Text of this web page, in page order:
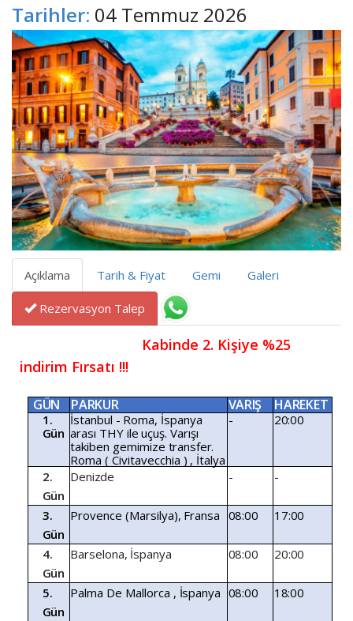
Tarihler: 04 Temmuz 2026
Açıklama Tarih & Fiyat Gemi Galeri
Rezervasyon Talep
indirim Fırsatı !!!
GÜN PARKUR VARIŞ HAREKET
1.
Gün
İstanbul - Roma, İspanya
arası THY ile uçuş. Varışı
takiben gemimize transfer.
Roma ( Civitavecchia ) , İtalya
- 20:00
2.
Gün
Denizde - -
3.
Gün
Provence (Marsilya), Fransa 08:00 17:00
4.
Gün
Barselona, İspanya 08:00 20:00
5.
Gün
Palma De Mallorca , İspanya 08:00 18:00